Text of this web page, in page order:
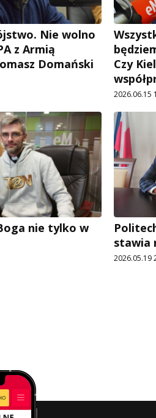
Nie wolno
z Armią
Domański
Czy
2026.06.15
nie tylko w
stawia
2026.05.19